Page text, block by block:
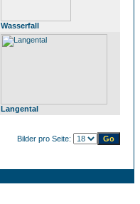
Wasserfall
Langental
Bilder pro Seite: